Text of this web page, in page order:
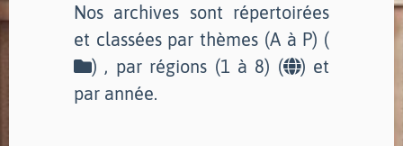
Nos archives sont répertoirées
et classées par thèmes (A à P) (
) , par régions (1 à 8) (
) et
par année.